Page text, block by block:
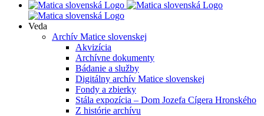
Veda
Archív Matice slovenskej
Akvizícia
Archívne dokumenty
Bádanie a služby
Digitálny archív Matice slovenskej
Fondy a zbierky
Stála expozícia – Dom Jozefa Cígera Hronského
Z histórie archívu